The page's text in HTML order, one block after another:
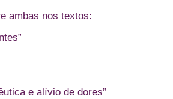
ambas nos textos:
e alívio de dores”